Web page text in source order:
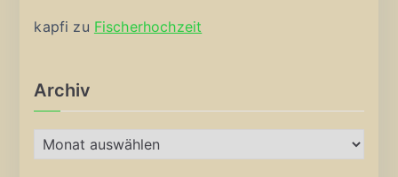
kapfi zu Fischerhochzeit
Archiv
r